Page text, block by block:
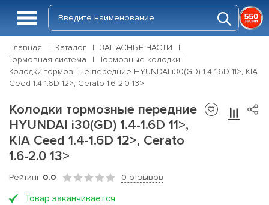
Главная Каталог
ЗАПАСНЫЕ ЧАСТИ
Тормозная система
Тормозные колодки
Колодки тормозные передние HYUNDAI i30(GD) 1.4-1.6D 11>, KIA
Ceed 1.4-1.6D 12>, Cerato 1.6-2.0 13>
Колодки тормозные передние
HYUNDAI i30(GD) 1.4-1.6D 11>,
KIA Ceed 1.4-1.6D 12>, Cerato
1.6-2.0 13>
Рейтинг 0.0 0 отзывов
Товар заканчивается